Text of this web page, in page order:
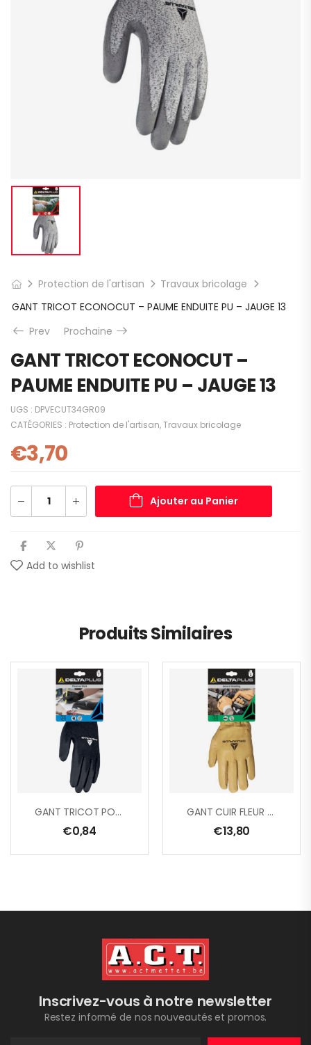
Protection de l'artisan
Travaux bricolage
GANT TRICOT ECONOCUT – PAUME ENDUITE PU – JAUGE 13
Prev
Prochaine
GANT TRICOT ECONOCUT –
PAUME ENDUITE PU – JAUGE 13
UGS : DPVECUT34GR09
CATÉGORIES : Protection de l'artisan,Travaux bricolage
€3,70
Ajouter au Panier
Add to wishlist
Produits Similaires
GANT TRICOT POLYESTER/ PAUME PU
€0,84
GANT CUIR FLEUR DE BOVIN TRAITE HYDROFUGE
€13,80
Inscrivez-vous à notre newsletter
Restez informé de nos nouveautés et promos.